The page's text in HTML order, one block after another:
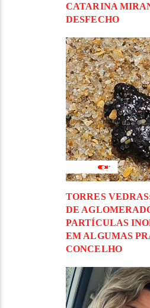
CATARINA
DESFECHO
TORRES
DE
PARTÍCULAS
EM ALGUMAS
CONCELHO